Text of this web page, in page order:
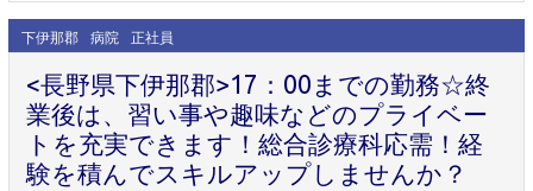
下伊那郡 病院 正社員
<長野県下伊那郡>17：00までの勤務☆終
業後は、習い事や趣味などのプライベー
トを充実できます！総合診療科応需！経
験を積んでスキルアップしませんか？